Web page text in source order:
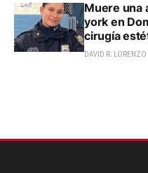
Muere una
york en
cirugía
DAVID R. LORENZO